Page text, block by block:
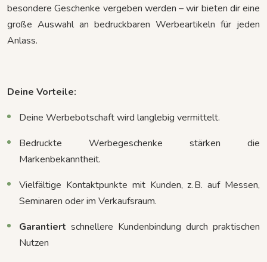
besondere Geschenke vergeben werden – wir bieten dir eine
große Auswahl an bedruckbaren Werbeartikeln für jeden
Anlass.
Deine Vorteile:
Deine Werbebotschaft wird langlebig vermittelt.
Bedruckte Werbegeschenke stärken die
Markenbekanntheit.
Vielfältige Kontaktpunkte mit Kunden, z. B. auf Messen,
Seminaren oder im Verkaufsraum.
Garantiert schnellere Kundenbindung durch praktischen
Nutzen